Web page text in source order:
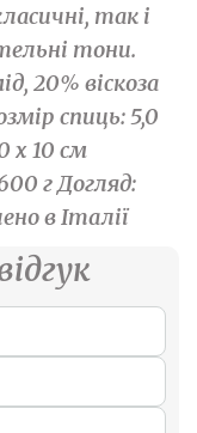
так і
тони.
20% віскоза
спиць: 5,0
х 10 см
г Догляд:
в Італії